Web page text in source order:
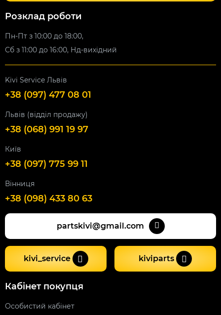
Розклад роботи
Пн-Пт з 10:00 до 18:00,
Сб з 11:00 до 16:00, Нд-вихідний
Kivi Service Львів
+38 (097) 477 08 01
Львів (відділ продажу)
+38 (068) 991 19 97
Київ
+38 (097) 775 99 11
Вінниця
+38 (098) 433 80 63
partskivi@gmail.com
kivi_service kiviparts
Кабінет покупця
Особистий кабінет